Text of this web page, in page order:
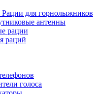
Рации для горнолыжников
антенны
рации
раций
голоса